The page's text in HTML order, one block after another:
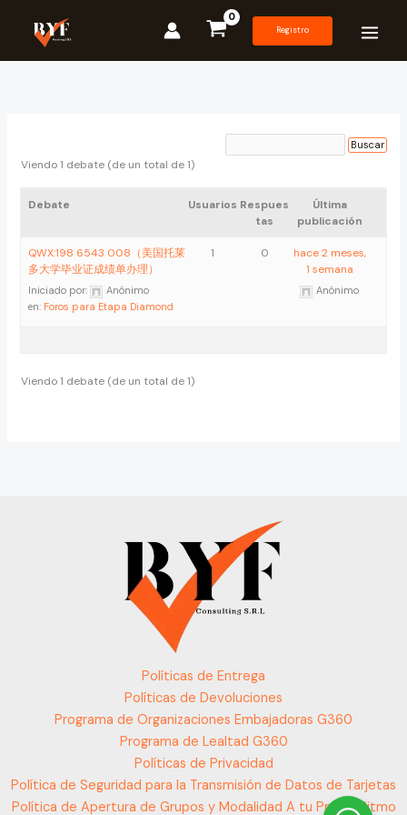
contenido
Registro
Viendo 1 debate (de un total de 1)
Debate Usuarios Respues
tas
Última
publicación
QWX:198 6543 008（美国托莱
多大学毕业证成绩单办理）
Iniciado por:
Anónimo
en: Foros para Etapa Diamond
1 0
hace 2 meses,
1 semana
Anónimo
Viendo 1 debate (de un total de 1)
Políticas de Entrega
Políticas de Devoluciones
Programa de Organizaciones Embajadoras G360
Programa de Lealtad G360
Políticas de Privacidad
Política de Seguridad para la Transmisión de Datos de Tarjetas
Política de Apertura de Grupos y Modalidad A tu Propio Ritmo